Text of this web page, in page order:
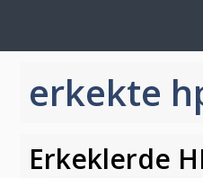
erkekte
Erkeklerde